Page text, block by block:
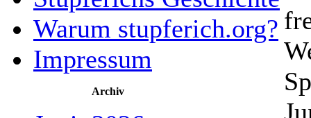
Warum stupferich.org?
Impressum
Archiv